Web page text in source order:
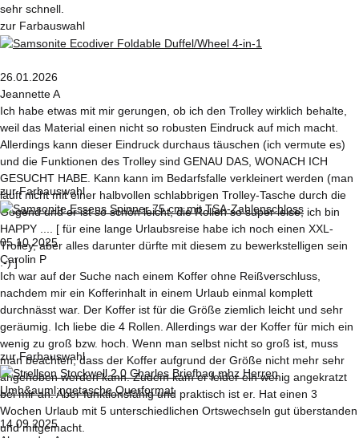
sehr schnell.
zur Farbauswahl
26.01.2026
Jeannette A
Ich habe etwas mit mir gerungen, ob ich den Trolley wirklich behalte,
weil das Material einen nicht so robusten Eindruck auf mich macht.
Allerdings kann dieser Eindruck durchaus täuschen (ich vermute es)
und die Funktionen des Trolley sind GENAU DAS, WONACH ICH
GESUCHT HABE. Kann kann im Bedarfsfalle verkleinert werden (man
läuft nicht mit einer halbvollen schlabbrigen Trolley-Tasche durch die
Gegend und er ist so schön leicht, die Rollen so super leise, ich bin
HAPPY .... [ für eine lange Urlaubsreise habe ich noch einen XXL-
Trolley, aber alles darunter dürfte mit diesem zu bewerkstelligen sein
:-) ]
zur Farbauswahl
05.10.2025
Carolin P
Ich war auf der Suche nach einem Koffer ohne Reißverschluss,
nachdem mir ein Kofferinhalt in einem Urlaub einmal komplett
durchnässt war. Der Koffer ist für die Größe ziemlich leicht und sehr
geräumig. Ich liebe die 4 Rollen. Allerdings war der Koffer für mich ein
wenig zu groß bzw. hoch. Wenn man selbst nicht so groß ist, muss
man beachten, dass der Koffer aufgrund der Größe nicht mehr sehr
angehoben werden kann. Zudem kam er leider ein wenig angekratzt
bei mir an. Aber funktionsfähig und praktisch ist er. Hat einen 3
Wochen Urlaub mit 5 unterschiedlichen Ortswechseln gut überstanden
und mitgemacht.
zur Farbauswahl
14.09.2025